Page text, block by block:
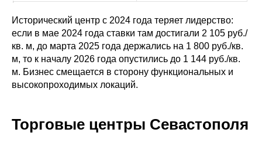
Исторический центр с 2024 года теряет лидерство:
если в мае 2024 года ставки там достигали 2 105 руб./
кв. м, до марта 2025 года держались на 1 800 руб./кв.
м, то к началу 2026 года опустились до 1 144 руб./кв.
м. Бизнес смещается в сторону функциональных и
высокопроходимых локаций.
Торговые центры Севастополя